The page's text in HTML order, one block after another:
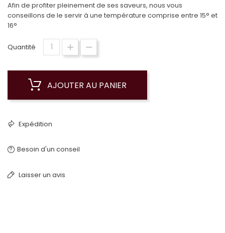
Afin de profiter pleinement de ses saveurs, nous vous
conseillons de le servir à une température comprise entre 15° et
16°
Quantité
AJOUTER AU PANIER
Expédition
Besoin d'un conseil
Laisser un avis